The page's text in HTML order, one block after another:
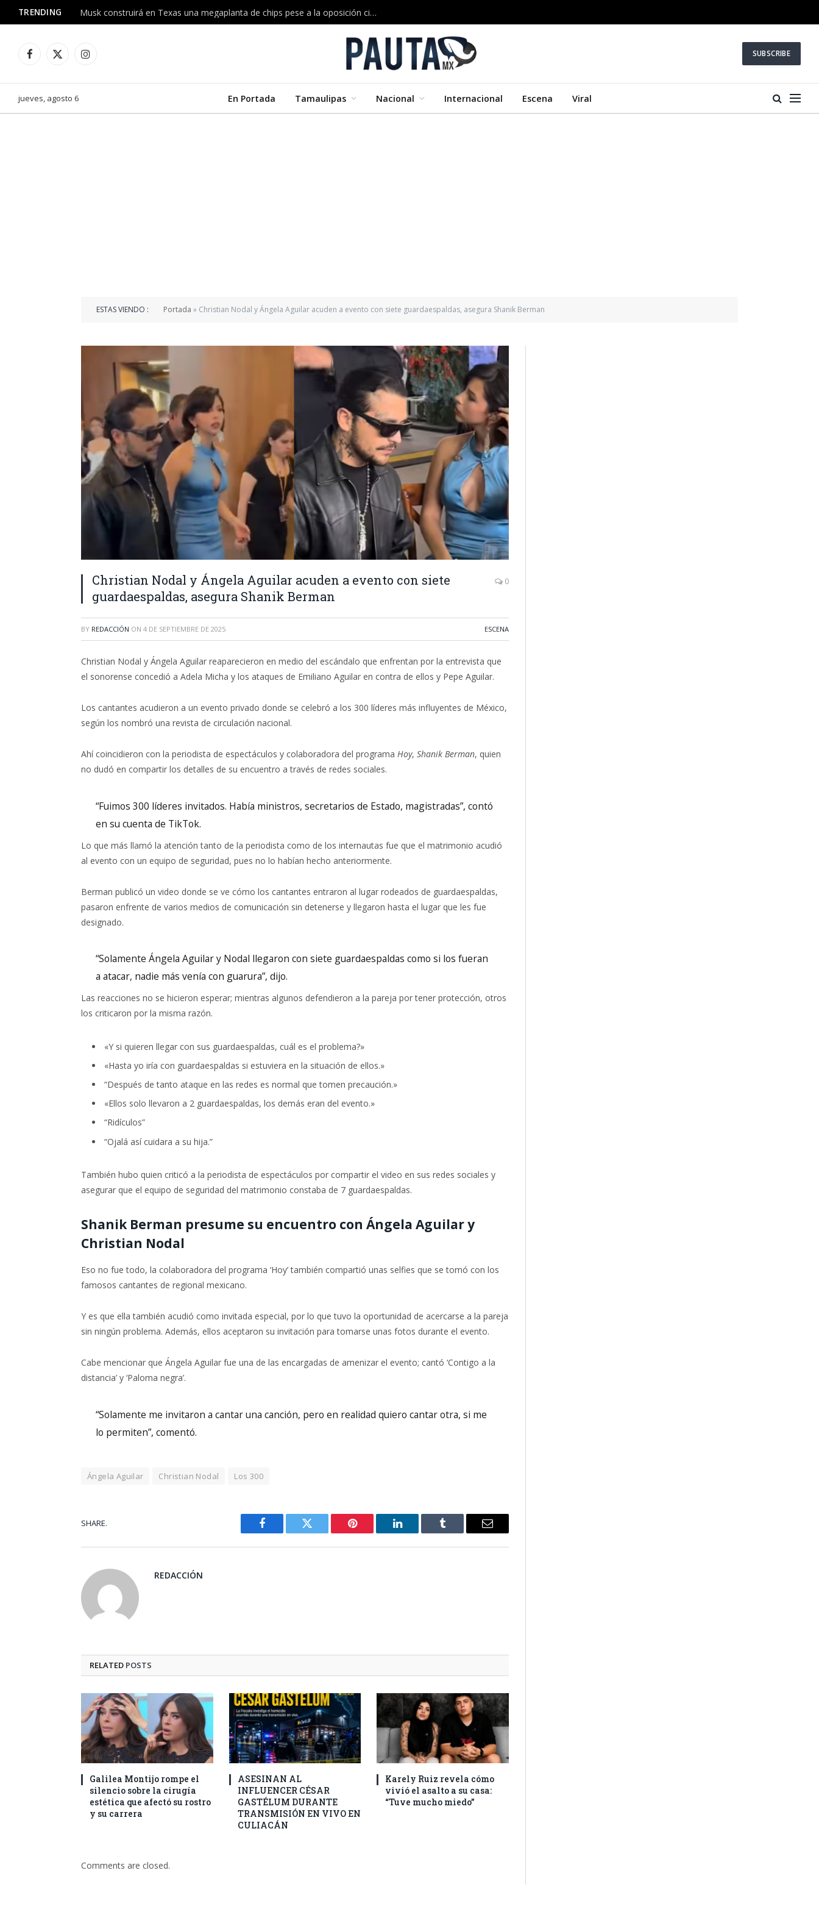
TRENDING Musk construirá en Texas una megaplanta de chips pese a la oposición ciudadana
Facebook
X
Instagram SUBSCRIBE
jueves, agosto 6 En Portada Tamaulipas Nacional Internacional Escena Viral
ESTAS VIENDO : Portada » Christian Nodal y Ángela Aguilar acuden a evento con siete guardaespaldas, asegura Shanik Berman
Christian Nodal y Ángela Aguilar acuden a evento con siete
guardaespaldas, asegura Shanik Berman
0
BY REDACCIÓN ON 4 DE SEPTIEMBRE DE 2025 ESCENA
Christian Nodal y Ángela Aguilar reaparecieron en medio del escándalo que enfrentan por la entrevista que
el sonorense concedió a Adela Micha y los ataques de Emiliano Aguilar en contra de ellos y Pepe Aguilar.
Los cantantes acudieron a un evento privado donde se celebró a los 300 líderes más influyentes de México,
según los nombró una revista de circulación nacional.
Ahí coincidieron con la periodista de espectáculos y colaboradora del programa Hoy, Shanik Berman, quien
no dudó en compartir los detalles de su encuentro a través de redes sociales.
“Fuimos 300 líderes invitados. Había ministros, secretarios de Estado, magistradas”, contó
en su cuenta de TikTok.
Lo que más llamó la atención tanto de la periodista como de los internautas fue que el matrimonio acudió
al evento con un equipo de seguridad, pues no lo habían hecho anteriormente.
Berman publicó un video donde se ve cómo los cantantes entraron al lugar rodeados de guardaespaldas,
pasaron enfrente de varios medios de comunicación sin detenerse y llegaron hasta el lugar que les fue
designado.
“Solamente Ángela Aguilar y Nodal llegaron con siete guardaespaldas como si los fueran
a atacar, nadie más venía con guarura”, dijo.
Las reacciones no se hicieron esperar; mientras algunos defendieron a la pareja por tener protección, otros
los criticaron por la misma razón.
«Y si quieren llegar con sus guardaespaldas, cuál es el problema?»
«Hasta yo iría con guardaespaldas si estuviera en la situación de ellos.»
“Después de tanto ataque en las redes es normal que tomen precaución.»
«Ellos solo llevaron a 2 guardaespaldas, los demás eran del evento.»
“Ridículos”
“Ojalá así cuidara a su hija.”
También hubo quien criticó a la periodista de espectáculos por compartir el video en sus redes sociales y
asegurar que el equipo de seguridad del matrimonio constaba de 7 guardaespaldas.
Shanik Berman presume su encuentro con Ángela Aguilar y
Christian Nodal
Eso no fue todo, la colaboradora del programa ‘Hoy’ también compartió unas selfies que se tomó con los
famosos cantantes de regional mexicano.
Y es que ella también acudió como invitada especial, por lo que tuvo la oportunidad de acercarse a la pareja
sin ningún problema. Además, ellos aceptaron su invitación para tomarse unas fotos durante el evento.
Cabe mencionar que Ángela Aguilar fue una de las encargadas de amenizar el evento; cantó ‘Contigo a la
distancia’ y ‘Paloma negra’.
“Solamente me invitaron a cantar una canción, pero en realidad quiero cantar otra, si me
lo permiten”, comentó.
Ángela Aguilar Christian Nodal Los 300
SHARE.
Facebook Twitter Pinterest LinkedIn Tumblr Email
REDACCIÓN
RELATED POSTS
Galilea Montijo rompe el
silencio sobre la cirugía
estética que afectó su rostro
y su carrera
ASESINAN AL
INFLUENCER CÉSAR
GASTÉLUM DURANTE
TRANSMISIÓN EN VIVO EN
CULIACÁN
Karely Ruiz revela cómo
vivió el asalto a su casa:
“Tuve mucho miedo”
Comments are closed.